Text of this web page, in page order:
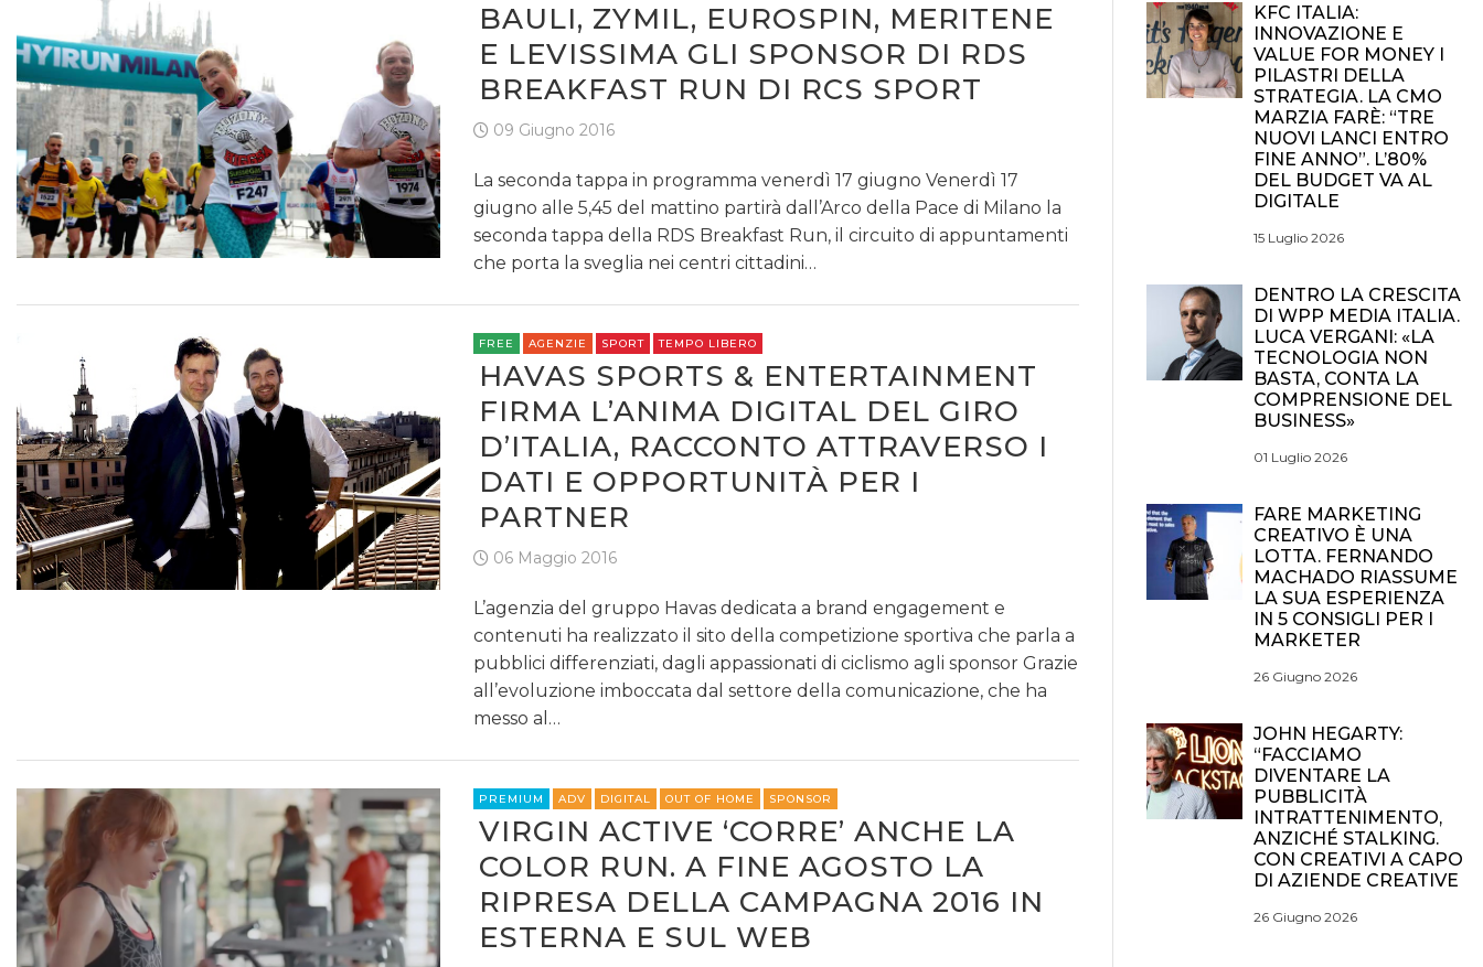
BAULI, ZYMIL, EUROSPIN, MERITENE
E LEVISSIMA GLI SPONSOR DI RDS
BREAKFAST RUN DI RCS SPORT
09 Giugno 2016
La seconda tappa in programma venerdì 17 giugno Venerdì 17
giugno alle 5,45 del mattino partirà dall’Arco della Pace di Milano la
seconda tappa della RDS Breakfast Run, il circuito di appuntamenti
che porta la sveglia nei centri cittadini…
FREE AGENZIE SPORT TEMPO LIBERO
HAVAS SPORTS & ENTERTAINMENT
FIRMA L’ANIMA DIGITAL DEL GIRO
D’ITALIA, RACCONTO ATTRAVERSO I
DATI E OPPORTUNITÀ PER I
PARTNER
06 Maggio 2016
L’agenzia del gruppo Havas dedicata a brand engagement e
contenuti ha realizzato il sito della competizione sportiva che parla a
pubblici differenziati, dagli appassionati di ciclismo agli sponsor Grazie
all’evoluzione imboccata dal settore della comunicazione, che ha
messo al…
PREMIUM ADV DIGITAL OUT OF HOME SPONSOR
VIRGIN ACTIVE ‘CORRE’ ANCHE LA
COLOR RUN. A FINE AGOSTO LA
RIPRESA DELLA CAMPAGNA 2016 IN
ESTERNA E SUL WEB
KFC ITALIA:
INNOVAZIONE E
VALUE FOR MONEY I
PILASTRI DELLA
STRATEGIA. LA CMO
MARZIA FARÈ: “TRE
NUOVI LANCI ENTRO
FINE ANNO”. L’80%
DEL BUDGET VA AL
DIGITALE
15 Luglio 2026
DENTRO LA CRESCITA
DI WPP MEDIA ITALIA.
LUCA VERGANI: «LA
TECNOLOGIA NON
BASTA, CONTA LA
COMPRENSIONE DEL
BUSINESS»
01 Luglio 2026
FARE MARKETING
CREATIVO È UNA
LOTTA. FERNANDO
MACHADO RIASSUME
LA SUA ESPERIENZA
IN 5 CONSIGLI PER I
MARKETER
26 Giugno 2026
JOHN HEGARTY:
“FACCIAMO
DIVENTARE LA
PUBBLICITÀ
INTRATTENIMENTO,
ANZICHÉ STALKING.
CON CREATIVI A CAPO
DI AZIENDE CREATIVE
26 Giugno 2026